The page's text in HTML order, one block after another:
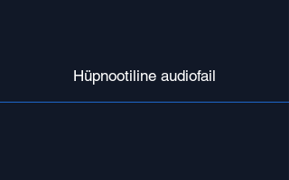
Hüpnootiline audiofail